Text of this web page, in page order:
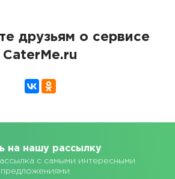
друзьям о сервисе
CaterMe.ru
на нашу рассылку
с самыми интересными